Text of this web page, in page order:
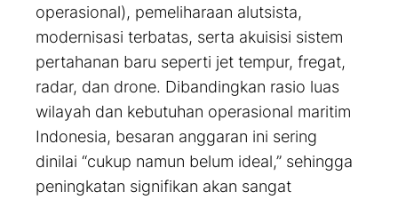
operasional), pemeliharaan alutsista,
modernisasi terbatas, serta akuisisi sistem
pertahanan baru seperti jet tempur, fregat,
radar, dan drone. Dibandingkan rasio luas
wilayah dan kebutuhan operasional maritim
Indonesia, besaran anggaran ini sering
dinilai “cukup namun belum ideal,” sehingga
peningkatan signifikan akan sangat